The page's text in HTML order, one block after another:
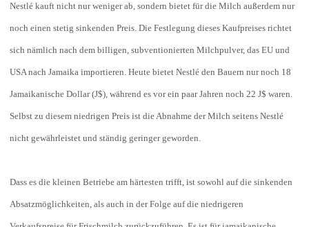
Nestlé kauft nicht nur weniger ab, sondern bietet für die Milch außerdem nur
noch einen stetig sinkenden Preis. Die Festlegung dieses Kaufpreises richtet
sich nämlich nach dem billigen, subventionierten Milchpulver, das EU und
USA nach Jamaika importieren. Heute bietet Nestlé den Bauern nur noch 18
Jamaikanische Dollar (J$), während es vor ein paar Jahren noch 22 J$ waren.
Selbst zu diesem niedrigen Preis ist die Abnahme der Milch seitens Nestlé
nicht gewährleistet und ständig geringer geworden.
Dass es die kleinen Betriebe am härtesten trifft, ist sowohl auf die sinkenden
Absatzmöglichkeiten, als auch in der Folge auf die niedrigeren